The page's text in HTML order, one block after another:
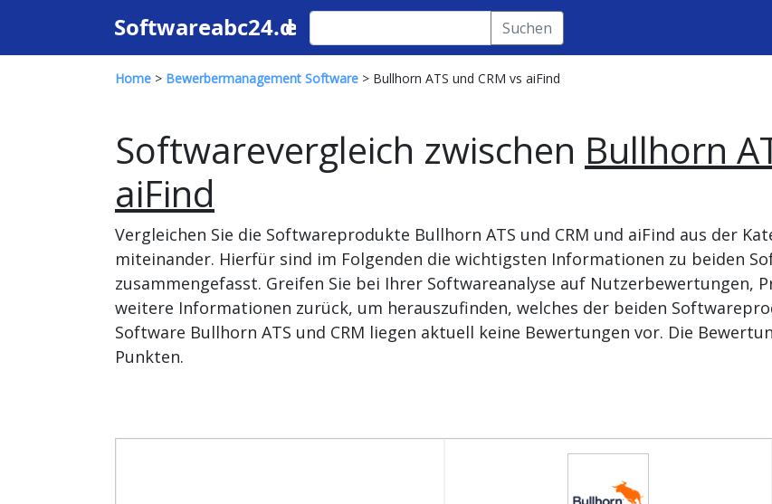
Suchen
Home > Bewerbermanagement Software > Bullhorn ATS und CRM vs aiFind
Softwarevergleich zwischen Bullhorn
aiFind
Vergleichen Sie die Softwareprodukte Bullhorn ATS und CRM und aiFind aus der
miteinander. Hierfür sind im Folgenden die wichtigsten Informationen zu beiden
zusammengefasst. Greifen Sie bei Ihrer Softwareanalyse auf Nutzerbewertungen,
weitere Informationen zurück, um herauszufinden, welches der beiden
Software Bullhorn ATS und CRM liegen aktuell keine Bewertungen vor. Die
Punkten.